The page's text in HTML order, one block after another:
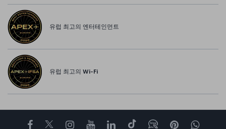
유럽 최고의 엔터테인먼트
유럽 최고의 Wi-Fi
페이스북
트위터인스타그램
유튜브링크드인
틱톡블로그Pinterest